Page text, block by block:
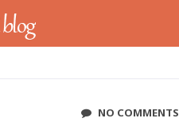
NO COMMENTS